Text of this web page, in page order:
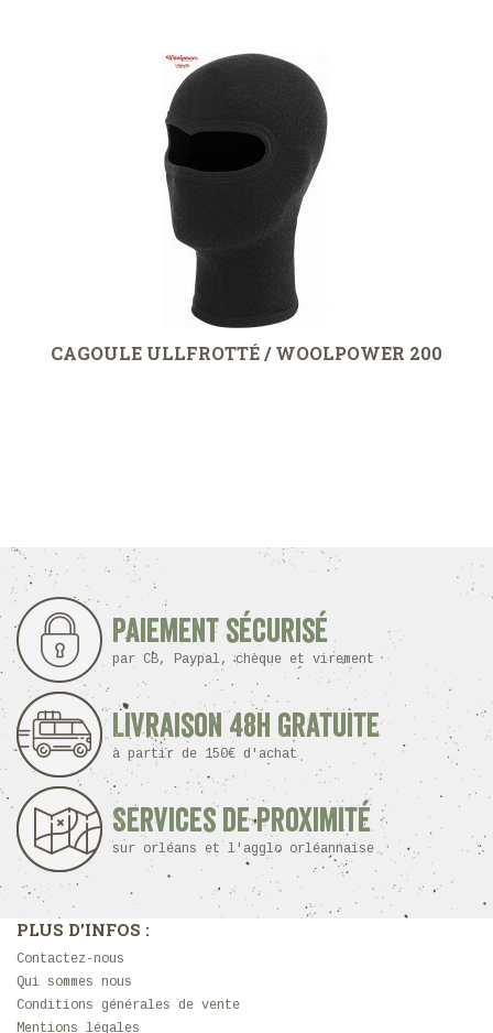
CAGOULE ULLFROTTÉ / WOOLPOWER 200
Paiement sécurisé
par CB, Paypal, chèque et virement
Livraison 48h Gratuite
à partir de 150€ d'achat
Services de proximité
sur orléans et l'agglo orléannaise
PLUS D'INFOS :
Contactez-nous
Qui sommes nous
Conditions générales de vente
Mentions légales